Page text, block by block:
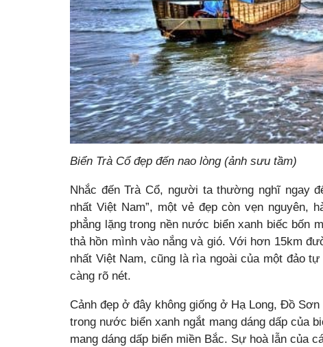
Biển Trà Cổ đẹp đến nao lòng (ảnh sưu tầm)
Nhắc đến Trà Cổ, người ta thường nghĩ ngay
nhất Việt Nam”, một vẻ đẹp còn vẹn nguyên,
phẳng lặng trong nền nước biển xanh biếc bốn
thả hồn mình vào nắng và gió. Với hơn 15km
nhất Việt Nam, cũng là rìa ngoài của một đảo
càng rõ nét.
Cảnh đẹp ở đây không giống ở Hạ Long, Đồ
trong nước biển xanh ngắt mang dáng dấp của
mang dáng dấp biển miền Bắc. Sự hoà lẫn của